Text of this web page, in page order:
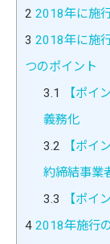
2 2018年に施
3 2018年に施
つのポイント
3.1
【ポイ
義務化
3.2 【ポイ
約締結事業
3.3 【ポイ
4 2018年施行